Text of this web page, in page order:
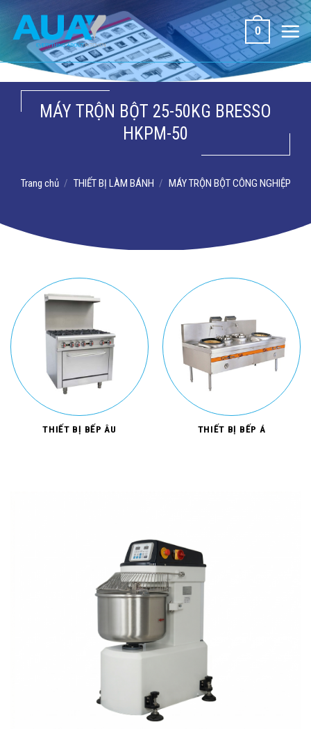
dung
0
MÁY TRỘN BỘT 25-50KG BRESSO
HKPM-50
Trang chủ / THIẾT BỊ LÀM BÁNH / MÁY TRỘN BỘT CÔNG NGHIỆP
THIẾT BỊ BẾP ÂU THIẾT BỊ BẾP Á